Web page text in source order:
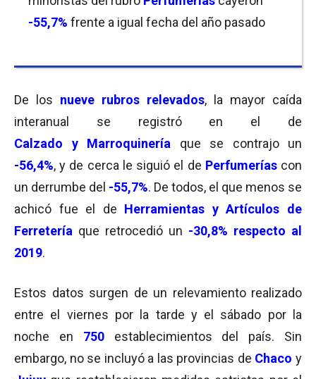
-55,7% frente a igual fecha del año pasado
De los nueve rubros relevados, la mayor caída
interanual se registró en el de
Calzado y Marroquinería
que se contrajo un
-56,4%, y de cerca le siguió el de Perfumeríascon
un derrumbe del -55,7%. De todos, el que menos se
achicó fue el de Herramientas y Artículos de
Ferretería que retrocedió un -30,8% respecto al
2019.
Estos datos surgen de un relevamiento realizado
entre el viernes por la tarde y el sábado por la
noche en 750establecimientos del país. Sin
embargo, no se incluyó a las provincias de Chaco y